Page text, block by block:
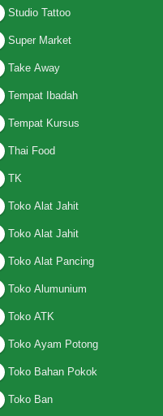
Studio Tattoo
Super Market
Take Away
Tempat Ibadah
Tempat Kursus
Thai Food
TK
Toko Alat Jahit
Toko Alat Jahit
Toko Alat Pancing
Toko Alumunium
Toko ATK
Toko Ayam Potong
Toko Bahan Pokok
Toko Ban